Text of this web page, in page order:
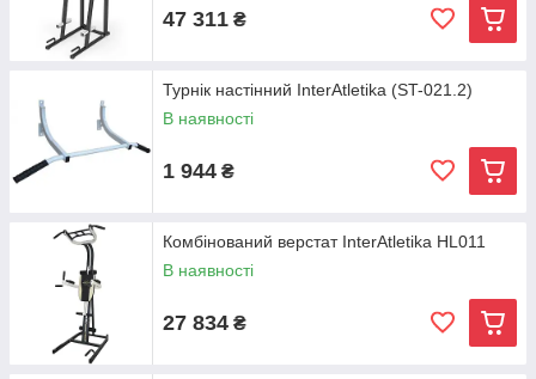
47 311 ₴
Турнік настінний InterAtletika (ST-021.2)
В наявності
1 944 ₴
Комбінований верстат InterAtletika HL011
В наявності
27 834 ₴